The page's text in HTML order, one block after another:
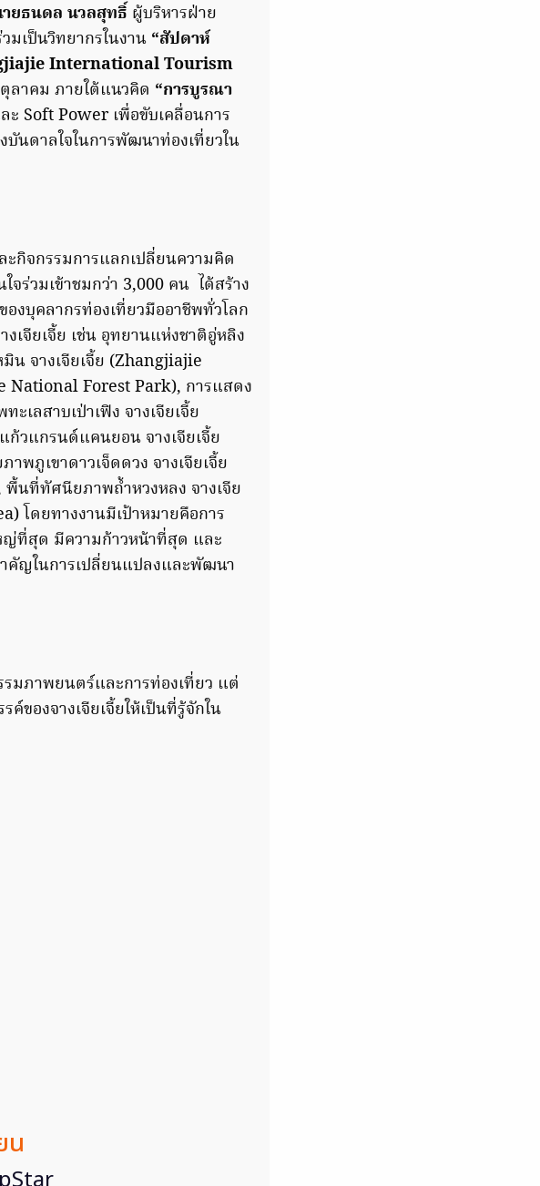
ยธนดล นวลสุทธิ์ ผู้บริหารฝ่าย
มเป็นวิทยากรในงาน “สัปดาห์
International Tourism
ลาคม ภายใต้แนวคิด “การบูรณา
Soft Power เพื่อขับเคลื่อนการ
บันดาลใจในการพัฒนาท่องเที่ยวใน
ะกิจกรรมการแลกเปลี่ยนความคิด
ร่วมเข้าชมกว่า 3,000 คน ได้สร้าง
งบุคลากรท่องเที่ยวมืออาชีพทั่วโลก
จียเจี้ย เช่น อุทยานแห่งชาติอู่หลิง
น จางเจียเจี้ย (Zhangjiajie
National Forest Park), การแสดง
ลสาบเป่าเฟิง จางเจียเจี้ย
วแกรนด์แคนยอน จางเจียเจี้ย
ภูเขาดาวเจ็ดดวง จางเจียเจี้ย
นที่ทัศนียภาพถ้ำหวงหลง จางเจีย
โดยทางงานมีเป้าหมายคือการ
ญ่ที่สุด มีความก้าวหน้าที่สุด และ
คัญในการเปลี่ยนแปลงและพัฒนา
มภาพยนตร์และการท่องเที่ยว แต่
ของจางเจียเจี้ยให้เป็นที่รู้จักใน
น